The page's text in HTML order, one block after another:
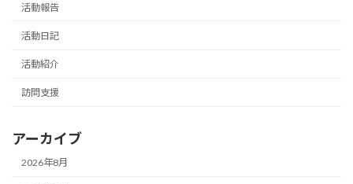
活動報告
活動日記
活動紹介
訪問支援
アーカイブ
2026年8月